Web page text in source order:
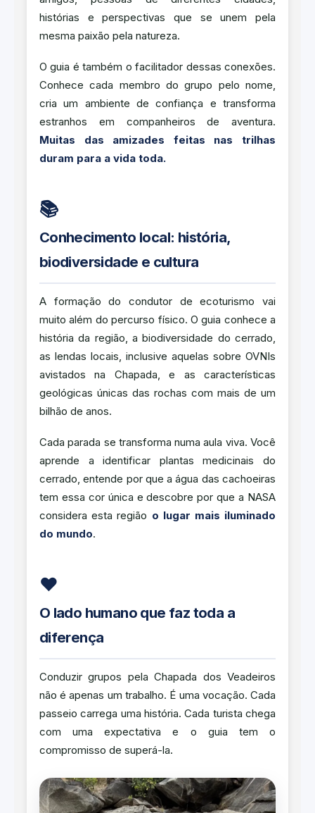
histórias e perspectivas que se unem pela
mesma paixão pela natureza.
O guia é também o facilitador dessas conexões.
Conhece cada membro do grupo pelo nome,
cria um ambiente de confiança e transforma
estranhos em companheiros de aventura.
Muitas das amizades feitas nas trilhas
duram para a vida toda.
📚
Conhecimento local: história,
biodiversidade e cultura
A formação do condutor de ecoturismo vai
muito além do percurso físico. O guia conhece a
história da região, a biodiversidade do cerrado,
as lendas locais, inclusive aquelas sobre OVNIs
avistados na Chapada, e as características
geológicas únicas das rochas com mais de um
bilhão de anos.
Cada parada se transforma numa aula viva. Você
aprende a identificar plantas medicinais do
cerrado, entende por que a água das cachoeiras
tem essa cor única e descobre por que a NASA
considera esta região o lugar mais iluminado
do mundo.
❤️
O lado humano que faz toda a
diferença
Conduzir grupos pela Chapada dos Veadeiros
não é apenas um trabalho. É uma vocação. Cada
passeio carrega uma história. Cada turista chega
com uma expectativa e o guia tem o
compromisso de superá-la.